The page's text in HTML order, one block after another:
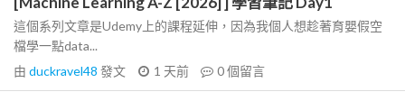
這個系列文章是Udemy上的課程延伸，因為我個人想趁著育嬰假空
檔學一點data...
由 duckravel48 發文 1 天前 0個留言